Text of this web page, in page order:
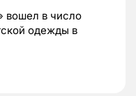
вошел в число
одежды в